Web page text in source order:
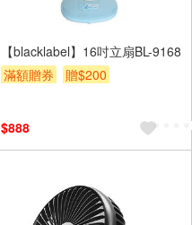
【blacklabel】16吋立扇BL-9168
滿額贈券
贈$200
$888